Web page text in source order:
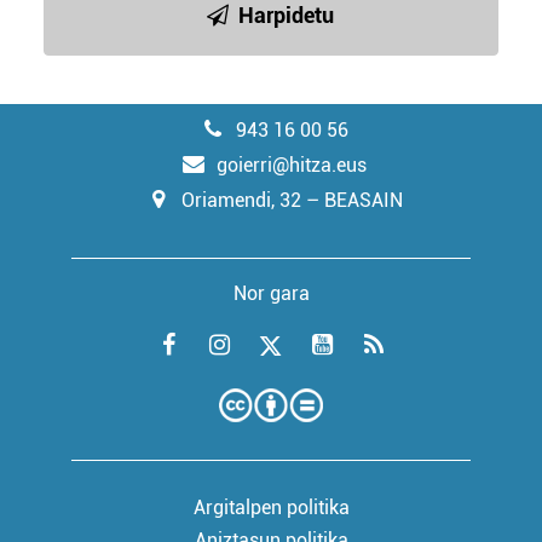
Harpidetu
943 16 00 56
goierri@hitza.eus
Oriamendi, 32 – BEASAIN
Nor gara
Argitalpen politika